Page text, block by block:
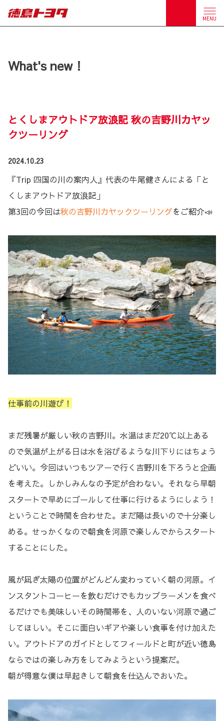
MENU
What's new！
とくしまアウトドア放浪記 秋の吉野川カヤッ
クツーリング
2024.10.23
『Trip 四国の川の案内人』代表の牛尾健さんによる「と
くしまアウトドア放浪記」
第3回の今回は秋の吉野川カヤックツーリングをご紹介📣
仕事前の川遊び！
まだ残暑が厳しい秋の吉野川。水温はまだ20℃以上ある
ので気温が上がる日は水を浴びるような川下りにはちょう
どいい。今回はいつもツアーで行く吉野川を下ろうと企画
を考えた。しかしみんなの予定が合わない。それなら早朝
スタートで早めにゴールして仕事に行けるようにしよう！
ということで時間を合わせた。まだ陽は長いので十分楽し
める。せっかくなので朝食を河原で楽しんでからスタート
することにした。
風が凪ぎ太陽の位置がどんどん変わっていく朝の河原。イ
ンスタントコーヒーを飲むだけでもカップラーメンを食べ
るだけでも美味しいその時間帯を、人のいない河原で過ご
してほしい。そこに面白いギアや楽しい食事を付け加えた
い。アウトドアのガイドとしてフィールドと町が近い徳島
ならではの楽しみ方をしてみようという提案だ。
朝が得意な僕は早起きして朝食を仕込んでおいた。